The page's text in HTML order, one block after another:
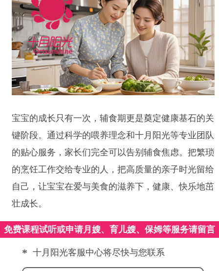
宝宝的成长只有一次，辅食期更是奠定健康基石的关
键阶段。通过科学的喂养理念和十月阳光等专业团队
的贴心服务，家长们完全可以告别辅食焦虑。把繁琐
的烹饪工作交给专业的人，把高质量的亲子时光留给
自己，让宝宝在爱与美食的滋养下，健康、快乐地茁
壮成长。
免费课程试听或申请月嫂、育儿嫂、保姆等服务请留言
* 十月阳光客服中心将尽快与您联系